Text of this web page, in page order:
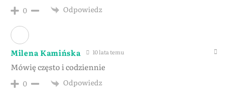
0 Odpowiedz
Milena Kamińska 10 lata temu
Mówię często i codziennie
0 Odpowiedz